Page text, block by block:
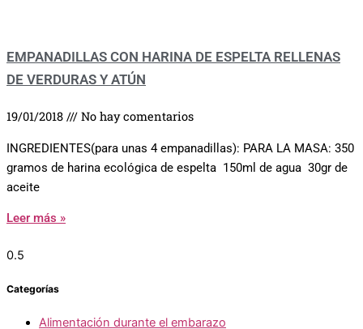
EMPANADILLAS CON HARINA DE ESPELTA RELLENAS
DE VERDURAS Y ATÚN
19/01/2018 No hay comentarios
INGREDIENTES(para unas 4 empanadillas): PARA LA MASA: 350
gramos de harina ecológica de espelta 150ml de agua 30gr de
aceite
Leer más »
Categorías
Alimentación durante el embarazo